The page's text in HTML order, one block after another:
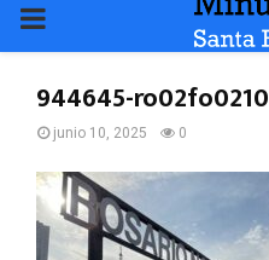
PRIMARY
MENU
944645-ro02fo0210
junio 10, 2025 0